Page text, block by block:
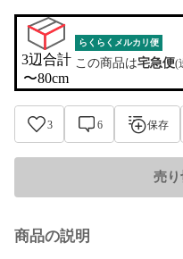
3辺合計
〜80cm
らくらくメルカリ便
この商品は宅急便(
3 6 保存
売り
商品の説明